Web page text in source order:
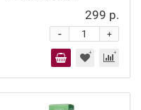
299 р.
+
-